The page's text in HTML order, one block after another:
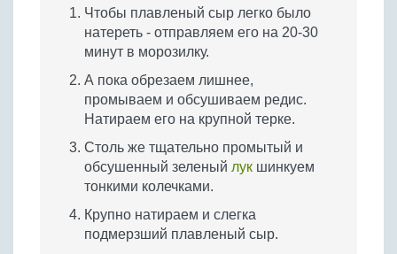
Чтобы плавленый сыр легко было
натереть - отправляем его на 20-30
минут в морозилку.
А пока обрезаем лишнее,
промываем и обсушиваем редис.
Натираем его на крупной терке.
Столь же тщательно промытый и
обсушенный зеленый лук шинкуем
тонкими колечками.
Крупно натираем и слегка
подмерзший плавленый сыр.